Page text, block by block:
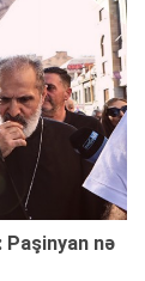
Paşinyan nə